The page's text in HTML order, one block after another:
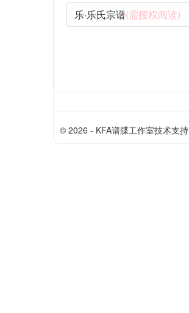
乐·乐氏宗谱(需授权阅读)
© 2026 - KFA谱牒工作室技术支持